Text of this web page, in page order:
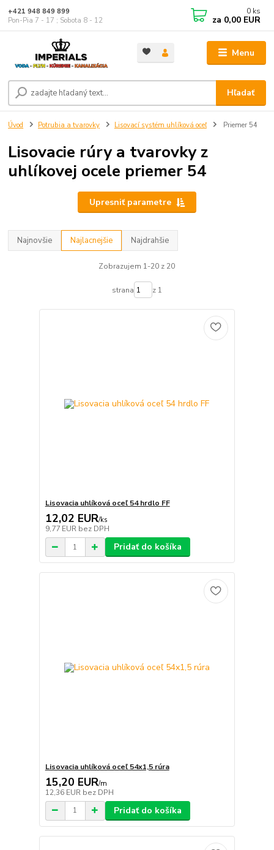
Menu
Hľadať
+421 948 849 899
Pon-Pia 7 - 17 ; Sobota 8 - 12
0 ks
za 0,00 EUR
Úvod Potrubia a tvarovky Lisovací systém uhlíková oceľ Priemer 54
Lisovacie rúry a tvarovky z
uhlíkovej ocele priemer 54
Upresniť parametre
Najnovšie Najlacnejšie Najdrahšie
Zobrazujem 1-20 z 20
strana z 1
Lisovacia uhlíková oceľ 54 hrdlo FF
12,02 EUR/ks
9,77 EUR bez DPH
Pridať do košíka
Lisovacia uhlíková oceľ 54x1,5 rúra
15,20 EUR/m
12,36 EUR bez DPH
Pridať do košíka